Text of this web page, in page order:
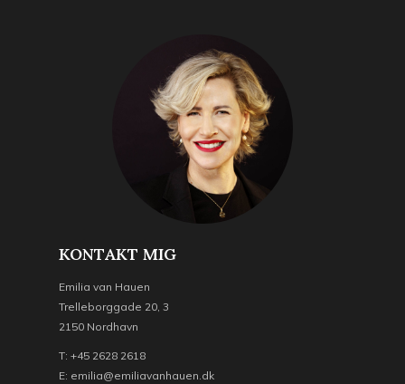
KONTAKT MIG
Emilia van Hauen
Trelleborggade 20, 3
2150 Nordhavn
T: +45 2628 2618
E: emilia@emiliavanhauen.dk